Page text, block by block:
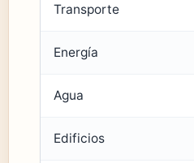
Transporte
Energía
Agua
Edificios